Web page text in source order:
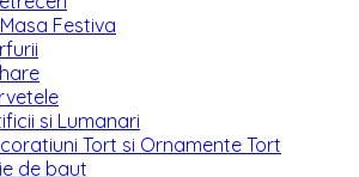
Festiva
si Lumanari
Tort si Ornamente Tort
de baut